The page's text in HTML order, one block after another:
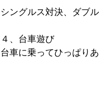
シングルス対決、ダブ
４、台車遊び
台車に乗ってひっぱり